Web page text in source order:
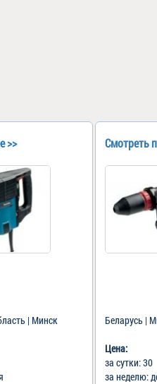
>>
| Минск
Смотреть
Беларусь |
Цена:
за сутки: 30
за неделю: